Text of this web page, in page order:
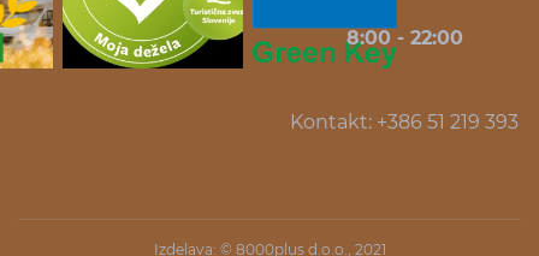
8:00 - 22:00
Kontakt: +386 51 219 393
Izdelava: © 8000plus d.o.o., 2021